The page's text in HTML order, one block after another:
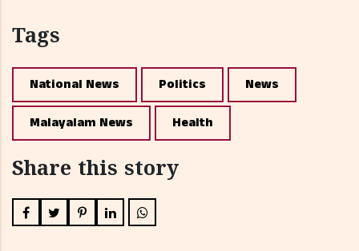
Tags
National News Politics News
Malayalam News Health
Share this story